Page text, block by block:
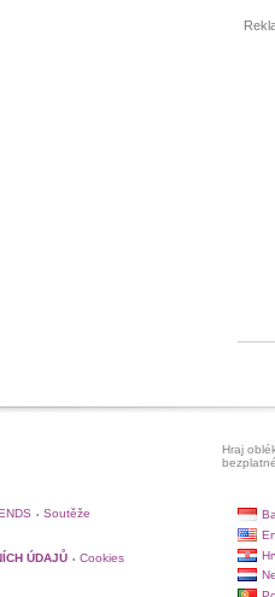
Hraj
• Soutěže
ÚDAJŮ • Cookies